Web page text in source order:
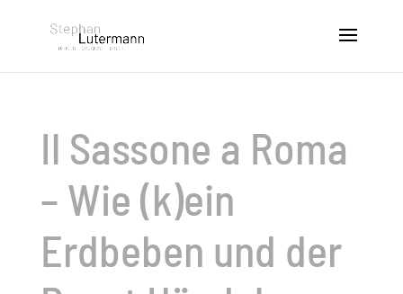
Il Sassone a Roma
– Wie (k)ein
Erdbeben und der